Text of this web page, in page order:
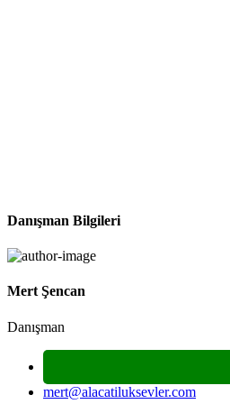
Danışman Bilgileri
Mert Şencan
Danışman
mert@alacatiluksevler.com